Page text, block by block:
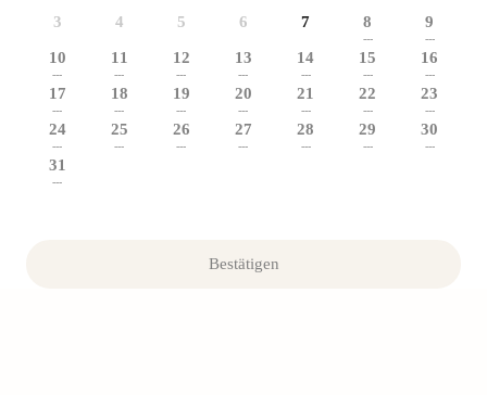
3 4 5 6 7 8
---
9
---
10
---
11
---
12
---
13
---
14
---
15
---
16
---
17
---
18
---
19
---
20
---
21
---
22
---
23
---
24
---
25
---
26
---
27
---
28
---
29
---
30
---
31
---
Bestätigen